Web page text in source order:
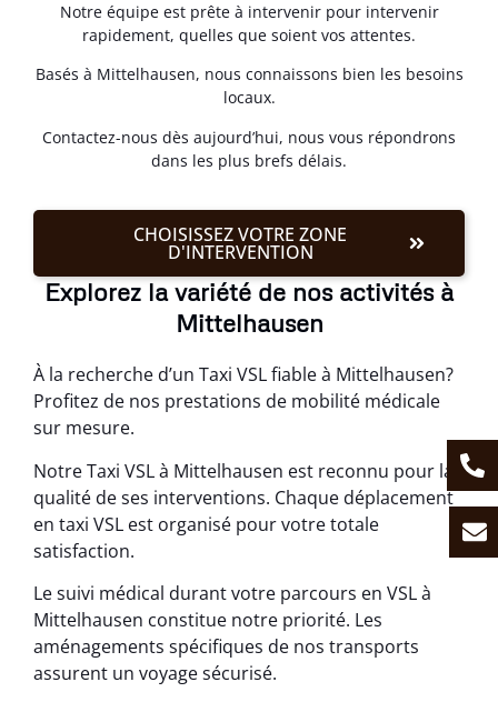
Notre équipe est prête à intervenir pour intervenir
rapidement, quelles que soient vos attentes.
Basés à Mittelhausen, nous connaissons bien les besoins
locaux.
Contactez-nous dès aujourd’hui, nous vous répondrons
dans les plus brefs délais.
CHOISISSEZ VOTRE ZONE
D'INTERVENTION
Explorez la variété de nos activités à
Mittelhausen
À la recherche d’un Taxi VSL fiable à Mittelhausen?
Profitez de nos prestations de mobilité médicale
sur mesure.
Notre Taxi VSL à Mittelhausen est reconnu pour la
qualité de ses interventions. Chaque déplacement
en taxi VSL est organisé pour votre totale
satisfaction.
Le suivi médical durant votre parcours en VSL à
Mittelhausen constitue notre priorité. Les
aménagements spécifiques de nos transports
assurent un voyage sécurisé.